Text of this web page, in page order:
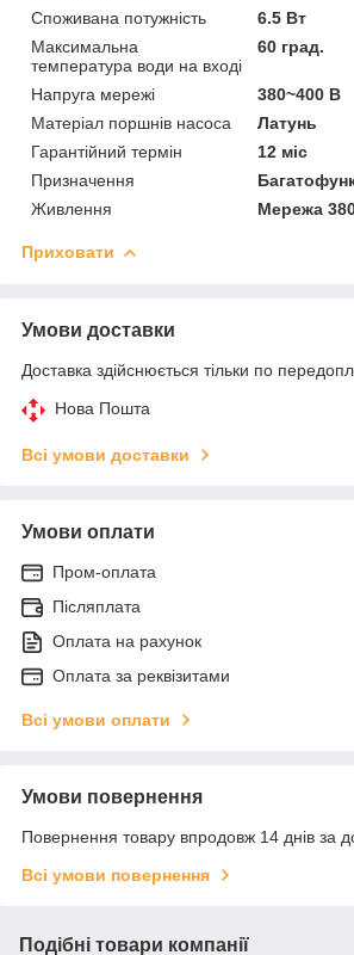
Споживана потужність
6.5 Вт
Максимальна
температура води на вході
60 град.
Напруга мережі
380~400 В
Матеріал поршнів насоса
Латунь
Гарантійний термін
12 міс
Призначення
Живлення
Мережа
Приховати
Умови доставки
Доставка здійснюється тільки по
Нова Пошта
Всі умови доставки
Умови оплати
Пром-оплата
Післяплата
Оплата на рахунок
Оплата за реквізитами
Всі умови оплати
Умови повернення
Повернення товару впродовж 14 днів за
Всі умови повернення
Подібні товари компанії